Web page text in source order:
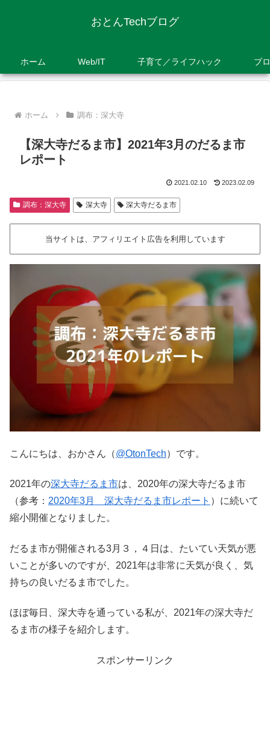
おとんTechブログ
ホーム Web/IT 子育て／ライフハック ブ
ホーム 調布：深大寺
【深大寺だるま市】2021年3月のだるま市
レポート
2021.02.10 2023.02.09
調布：深大寺 深大寺 深大寺だるま市
当サイトは、アフィリエイト広告を利用しています
こんにちは、おかさん（@OtonTech）です。
2021年の深大寺だるま市は、2020年の深大寺だるま市
（参考： 2020年3月 深大寺だるま市レポート ）に続いて
縮小開催となりました。
だるま市が開催される3月３，４日は、たいてい天気が悪
いことが多いのですが、2021年は非常に天気が良く、気
持ちの良いだるま市でした。
ほぼ毎日、深大寺を通っている私が、2021年の深大寺だ
るま市の様子を紹介します。
スポンサーリンク